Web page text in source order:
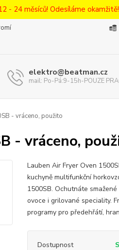
- 24 měsíců! Odesíláme okamžitě!
elektro@beatman.cz
mail: Po-Pá:9-15h-POUZE
- vráceno, použito
- vráceno,
Lauben Air Fryer Oven
kuchyně multifunkční
1500SB. Ochutnáte
ovoce i grilované speciality.
programy pro předehřátí,
Dostupnost